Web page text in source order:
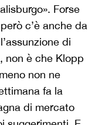
Forse
c’è anche da
di
non è che Klopp
non ne
fa la
di mercato